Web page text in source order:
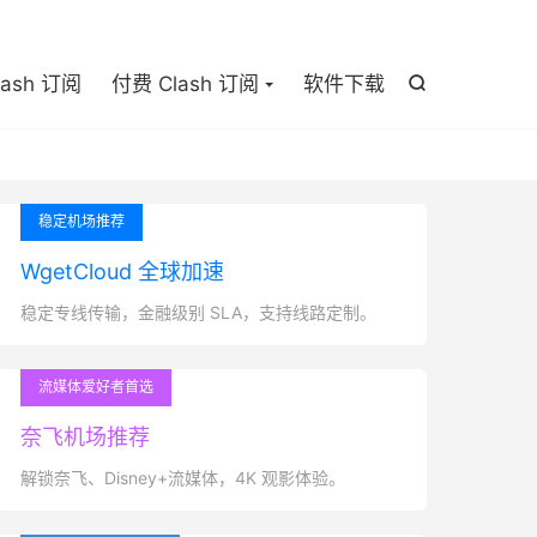

订阅 付费 Clash 订阅 软件下载
稳定机场推荐
WgetCloud 全球加速
稳定专线传输，金融级别 SLA，支持线路定制。
流媒体爱好者首选
奈飞机场推荐
解锁奈飞、Disney+流媒体，4K 观影体验。